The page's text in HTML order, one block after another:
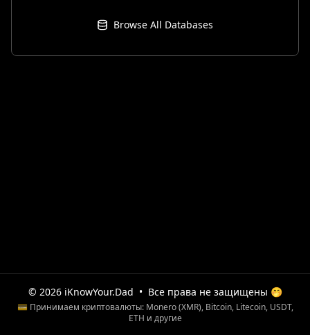
Browse All Databases
© 2026 iKnowYour.Dad • Все права не защищены 🤭
💳 Принимаем криптовалюты: Monero (XMR), Bitcoin, Litecoin, USDT,
ETH и другие